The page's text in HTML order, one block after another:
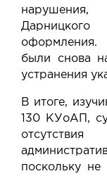
оформления.
были снова
устранения
В итоге,
130 КУоАП,
поскольку не